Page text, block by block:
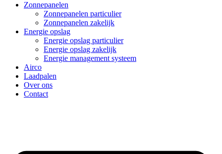
Zonnepanelen
Zonnepanelen particulier
Zonnepanelen zakelijk
Energie opslag
Energie opslag particulier
Energie opslag zakelijk
Energie management systeem
Airco
Laadpalen
Over ons
Contact